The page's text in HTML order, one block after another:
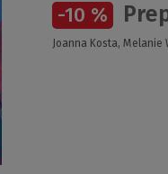
-10 %
Joanna Kosta, Melanie